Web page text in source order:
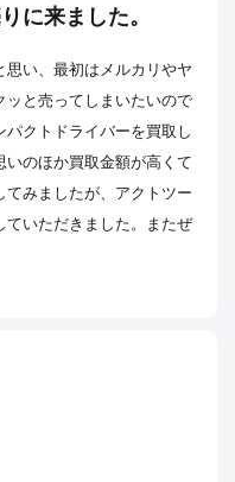
に来ました。
い、最初はメルカリやヤ
ッと売ってしまいたいので
クトドライバーを買取し
のほか買取金額が高くて
みましたが、アクトツー
ていただきました。またぜ